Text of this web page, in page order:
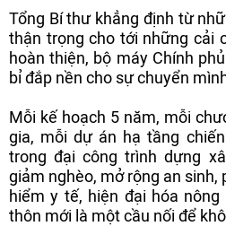
Tổng Bí thư khẳng định từ
thận trọng cho tới những cải
hoàn thiện, bộ máy Chính
bỉ đắp nền cho sự chuyển
Mỗi kế hoạch 5 năm, mỗi
gia, mỗi dự án hạ tầng
trong đại công trình dựng
giảm nghèo, mở rộng an sinh,
hiểm y tế, hiện đại hóa
thôn mới là một cầu nối để